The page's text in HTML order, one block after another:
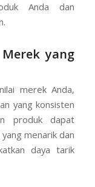
Anda dan
yang
merek Anda,
yang konsisten
produk dapat
menarik dan
daya tarik